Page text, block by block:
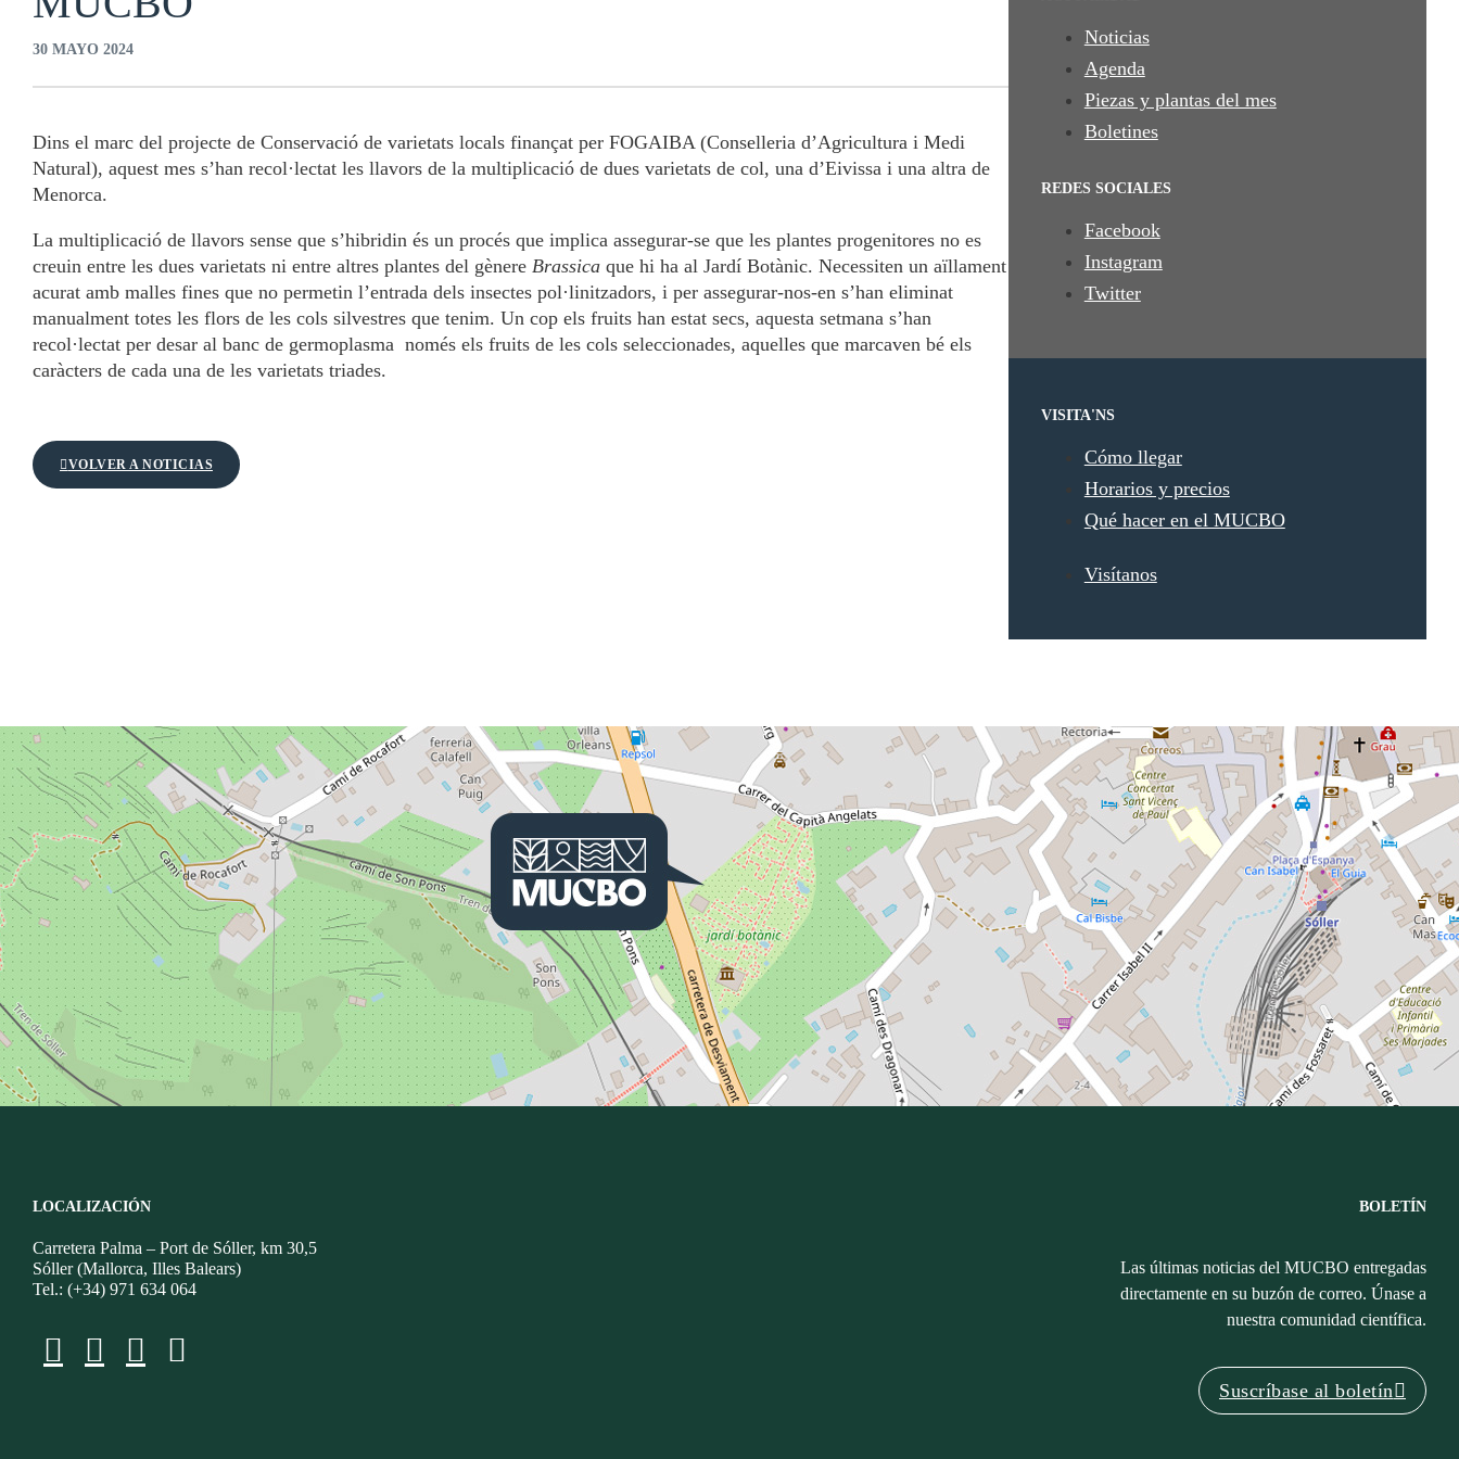
30 MAYO 2024
Dins el marc del projecte de Conservació de varietats locals finançat per FOGAIBA (Conselleria d’Agricultura i Medi
Natural), aquest mes s’han recol·lectat les llavors de la multiplicació de dues varietats de col, una d’Eivissa i una altra de
Menorca.
La multiplicació de llavors sense que s’hibridin és un procés que implica assegurar-se que les plantes progenitores no es
creuin entre les dues varietats ni entre altres plantes del gènere Brassica que hi ha al Jardí Botànic. Necessiten un aïllament
acurat amb malles fines que no permetin l’entrada dels insectes pol·linitzadors, i per assegurar-nos-en s’han eliminat
manualment totes les flors de les cols silvestres que tenim. Un cop els fruits han estat secs, aquesta setmana s’han
recol·lectat per desar al banc de germoplasma només els fruits de les cols seleccionades, aquelles que marcaven bé els
caràcters de cada una de les varietats triades.
VOLVER A NOTICIAS
Noticias
Agenda
Piezas y plantas del mes
Boletines
REDES SOCIALES
Facebook
Instagram
Twitter
VISITA'NS
Cómo llegar
Horarios y precios
Qué hacer en el MUCBO
Visítanos
LOCALIZACIÓN
Carretera Palma – Port de Sóller, km 30,5
Sóller (Mallorca, Illes Balears)
Tel.: (+34) 971 634 064
BOLETÍN
Las últimas noticias del MUCBO entregadas
directamente en su buzón de correo. Únase a
nuestra comunidad científica.
Suscríbase al boletín